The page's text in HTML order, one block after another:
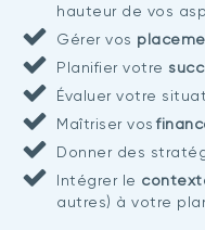
hauteur de vos
Gérer vos
Planifier votre
Évaluer votre
Maîtriser vos
Donner des
Intégrer le
autres) à votre